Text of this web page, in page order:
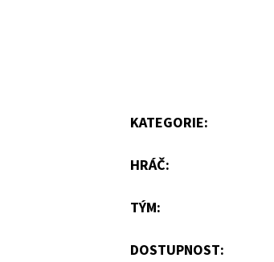
KATEGORIE:
HRÁČ:
TÝM:
DOSTUPNOST: